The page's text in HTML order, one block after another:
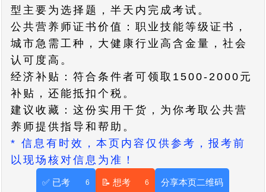
型主要为选择题，半天内完成考试。
公共营养师证书价值：职业技能等级证书，
城市急需工种，大健康行业高含金量，社会
认可度高。
经济补贴：符合条件者可领取1500-2000元
补贴，还能抵扣个税。
建议收藏：这份实用干货，为你考取公共营
养师提供指导和帮助。
* 信息有时效，本页内容仅供参考，报考前
以现场核对信息为准！
6
✅ 已考 6
📝 想考 分享本页二维码